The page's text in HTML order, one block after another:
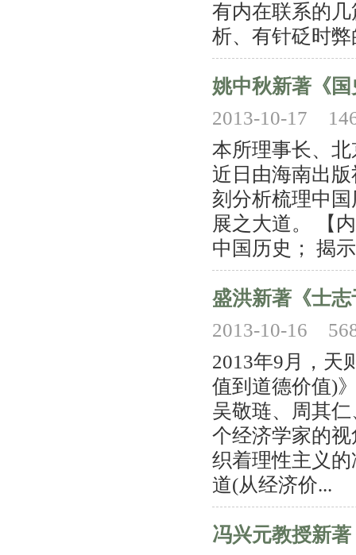
有内在联系的
析、有针砭时弊
姚中秋新著《
2013-10-17
本所理事长、
近日由海南出
刻分析梳理中
展之大道。 【
中国历史； 揭
盛洪新著《士
2013-10-16
2013年9月，天
值到道德价值)
吴敬琏、周其
个经济学家的
织着理性主义
道(从经济价...
冯兴元教授新